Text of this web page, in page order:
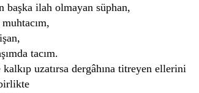
başka ilah olmayan süphan,
tacım.
kalkıp uzatırsa dergâhına titreyen ellerini